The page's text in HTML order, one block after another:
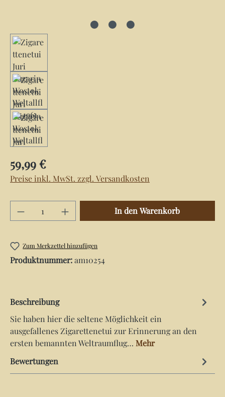
Regulärer Preis:
59,99 €
Preise inkl. MwSt. zzgl. Versandkosten
Produkt Anzahl: Gib den gewünschten
In den Warenkorb
Zum Merkzettel hinzufügen
Produktnummer:am10254
Beschreibung
Sie haben hier die seltene Möglichkeit ein
ausgefallenes Zigarettenetui zur Erinnerung an den
ersten bemannten Weltraumflug… Mehr
Bewertungen